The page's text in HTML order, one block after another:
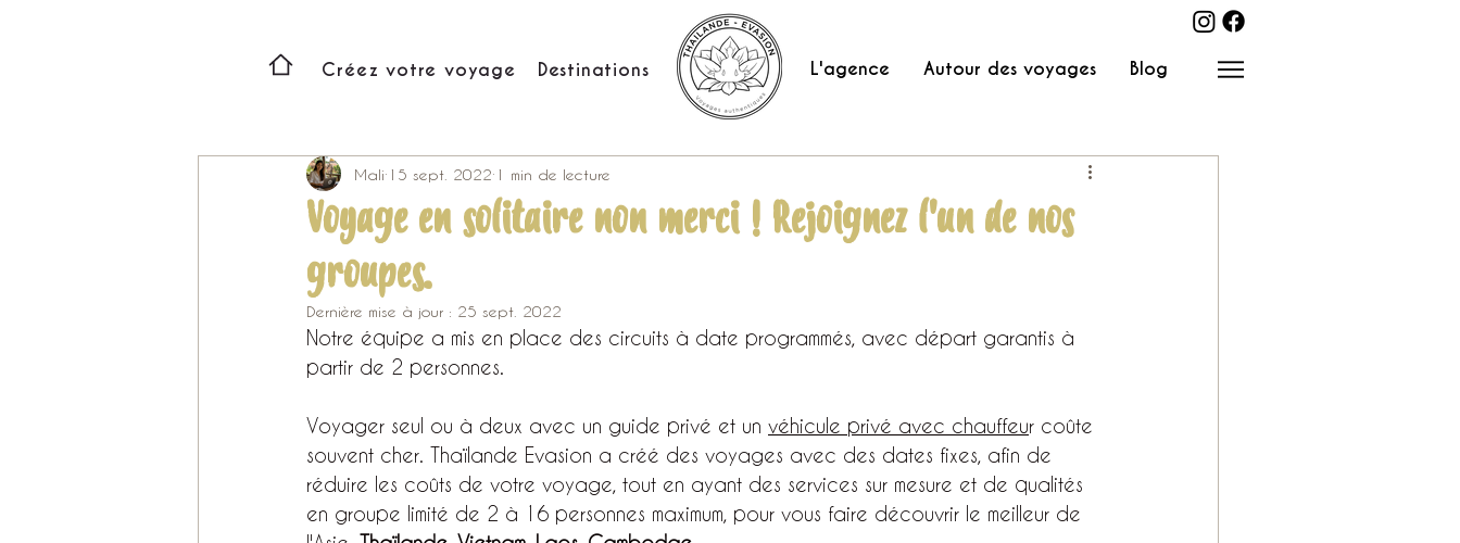
Créez votre voyage Destinations L'agence Autour des voyages Blog
Voyage en solitaire non merci ! Rejoignez l'un de nos
groupes.
Mali 15 sept. 2022 1 min de lecture
Dernière mise à jour : 25 sept. 2022
Notre équipe a mis en place des circuits à date programmés, avec départ garantis à
partir de 2 personnes.
Voyager seul ou à deux avec un guide privé et un véhicule privé avec chauffeur coûte
souvent cher. Thaïlande Evasion a créé des voyages avec des dates fixes, afin de
réduire les coûts de votre voyage, tout en ayant des services sur mesure et de qualités
en groupe limité de 2 à 16 personnes maximum, pour vous faire découvrir le meilleur de